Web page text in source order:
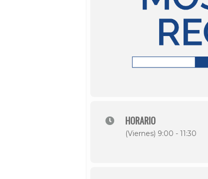
HORARIO
(Viernes) 9:00 - 11:30